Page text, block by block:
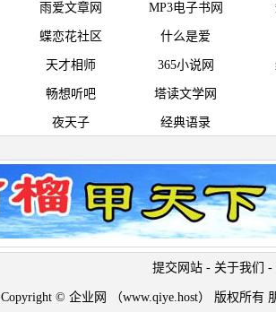
雨爱文章网 MP3电子书网
蝶恋花社区 什么是爱
天才相师 365小说网
畅想听吧 塔读文学网
夜天子 经典语录
提交网站 - 关于我们 -
Copyright © 企业网 （www.qiye.host） 版权所有